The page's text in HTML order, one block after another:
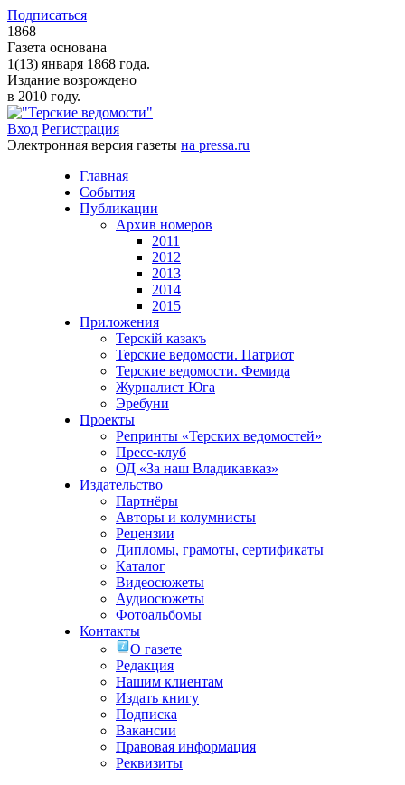
Подписаться
1868
Газета основана
1(13) января 1868 года.
Издание возрождено
в 2010 году.
Вход Регистрация
Электронная версия газеты на pressa.ru
Главная
События
Публикации
Архив номеров
2011
2012
2013
2014
2015
Приложения
Терскiй казакъ
Терские ведомости. Патриот
Терские ведомости. Фемида
Журналист Юга
Эребуни
Проекты
Репринты «Терских ведомостей»
Пресс-клуб
ОД «За наш Владикавказ»
Издательство
Партнёры
Авторы и колумнисты
Рецензии
Дипломы, грамоты, сертификаты
Каталог
Видеосюжеты
Аудиосюжеты
Фотоальбомы
Контакты
О газете
Редакция
Нашим клиентам
Издать книгу
Подписка
Вакансии
Правовая информация
Реквизиты